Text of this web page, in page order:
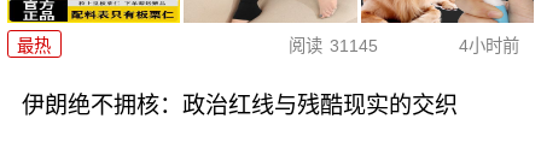
最热 阅读 31145 4小时前
伊朗绝不拥核：政治红线与残酷现实的交织